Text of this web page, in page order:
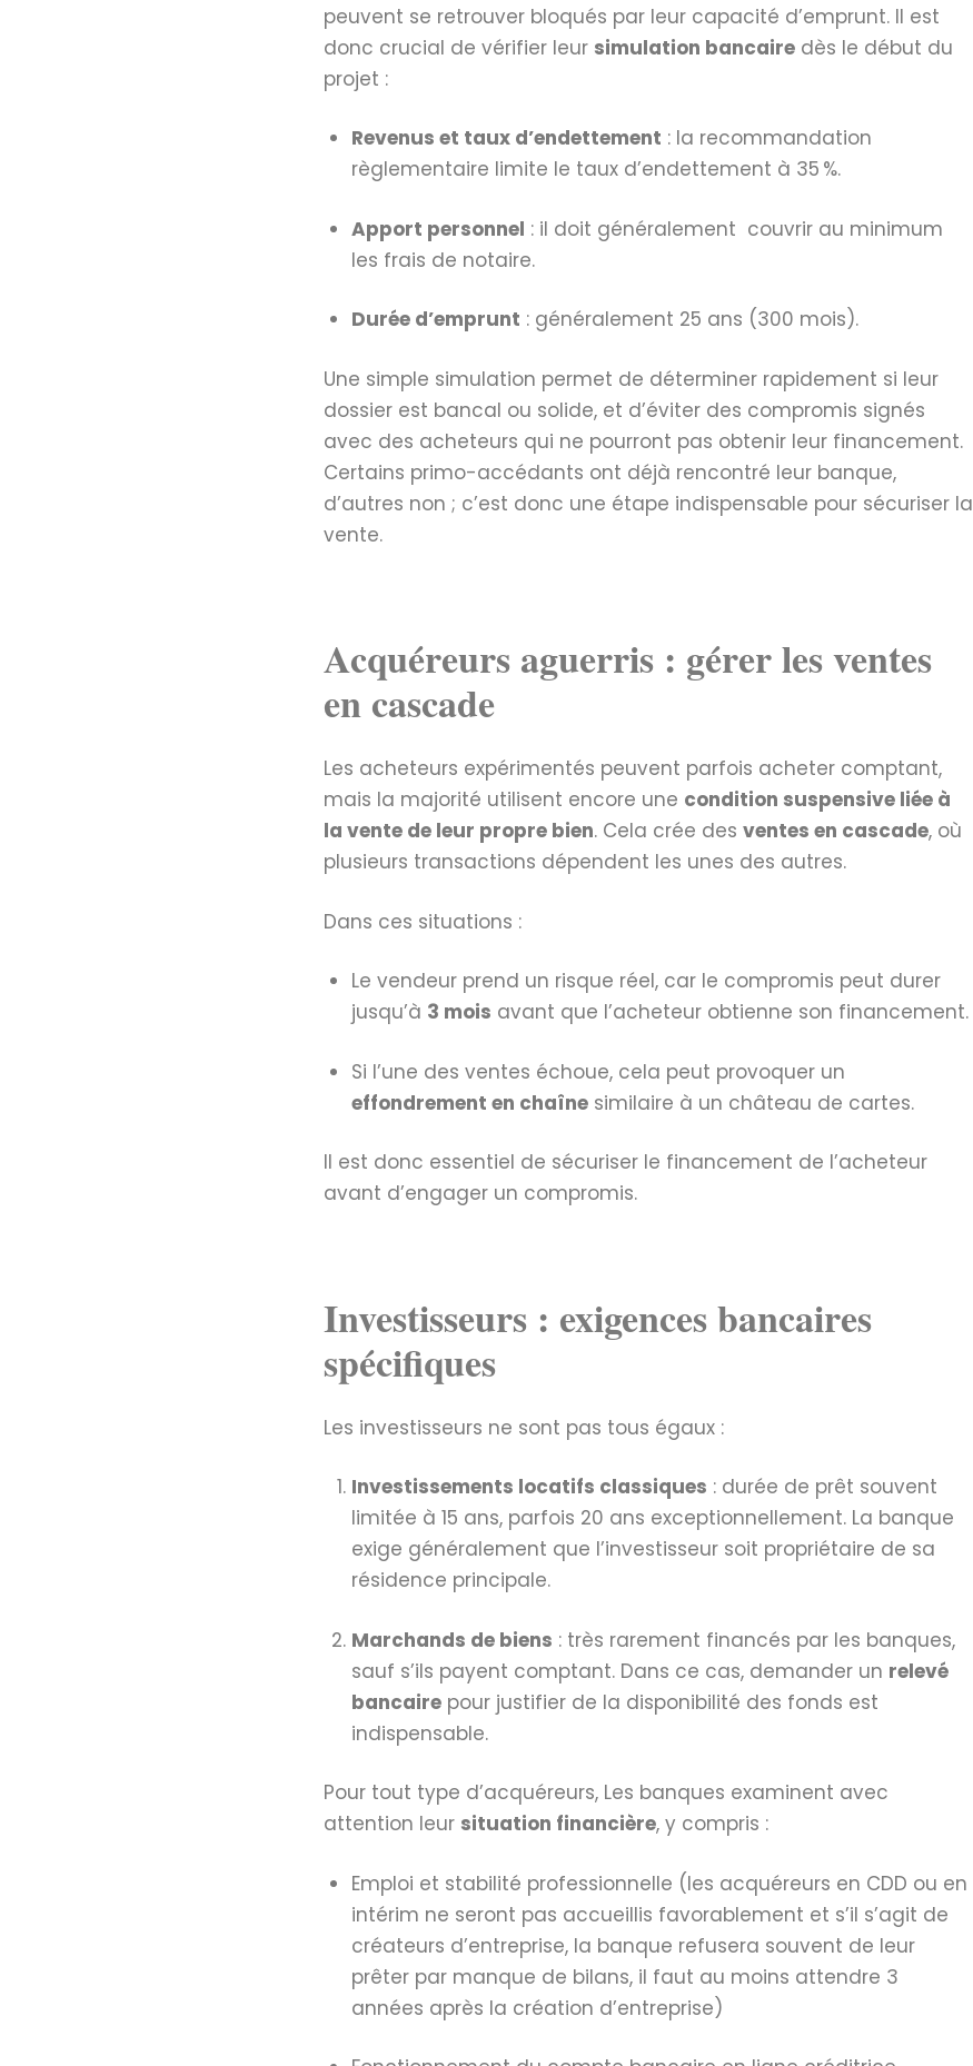
peuvent se retrouver bloqués par leur capacité d’emprunt. Il est
donc crucial de vérifier leur simulation bancairedès le début du
projet :
Revenus et taux d’endettement : la recommandation
règlementaire limite le taux d’endettement à 35 %.
Apport personnel : il doit généralement couvrir au minimum
les frais de notaire.
Durée d’emprunt : généralement 25 ans (300 mois).
Une simple simulation permet de déterminer rapidement si leur
dossier est bancal ou solide, et d’éviter des compromis signés
avec des acheteurs qui ne pourront pas obtenir leur financement.
Certains primo-accédants ont déjà rencontré leur banque,
d’autres non ; c’est donc une étape indispensable pour sécuriser la
vente.
Acquéreurs aguerris : gérer les ventes
en cascade
Les acheteurs expérimentés peuvent parfois acheter comptant,
mais la majorité utilisent encore une condition suspensive liée à
la vente de leur propre bien. Cela crée des ventes en cascade, où
plusieurs transactions dépendent les unes des autres.
Dans ces situations :
Le vendeur prend un risque réel, car le compromis peut durer
jusqu’à 3 mois avant que l’acheteur obtienne son financement.
Si l’une des ventes échoue, cela peut provoquer un
effondrement en chaîne similaire à un château de cartes.
Il est donc essentiel de sécuriser le financement de l’acheteur
avant d’engager un compromis.
Investisseurs : exigences bancaires
spécifiques
Les investisseurs ne sont pas tous égaux :
Investissements locatifs classiques : durée de prêt souvent
limitée à 15 ans, parfois 20 ans exceptionnellement. La banque
exige généralement que l’investisseur soit propriétaire de sa
résidence principale.
Marchands de biens : très rarement financés par les banques,
sauf s’ils payent comptant. Dans ce cas, demander un relevé
bancaire pour justifier de la disponibilité des fonds est
indispensable.
Pour tout type d’acquéreurs, Les banques examinent avec
attention leur situation financière, y compris :
Emploi et stabilité professionnelle (les acquéreurs en CDD ou en
intérim ne seront pas accueillis favorablement et s’il s’agit de
créateurs d’entreprise, la banque refusera souvent de leur
prêter par manque de bilans, il faut au moins attendre 3
années après la création d’entreprise)